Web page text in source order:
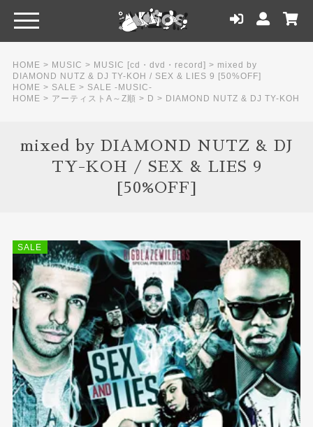
HOME > MUSIC > MUSIC [cd・dvd・record] > mixed by
DIAMOND NUTZ & DJ TY-KOH / SEX & LIES 9 [50%OFF]
HOME > SALE > SALE -MUSIC-
HOME > アーティストA～Z順 > D > DIAMOND NUTZ & DJ TY-KOH
SALE
mixed by DIAMOND NUTZ & DJ
TY-KOH / SEX & LIES 9
[50%OFF]